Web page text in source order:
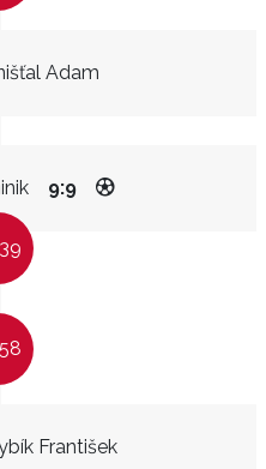
Adam
9:9
František